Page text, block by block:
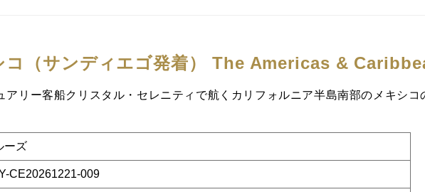
（サンディエゴ発着） The Americas &
アリー客船クリスタル・セレニティで航くカリフォルニア半島南部のメキシ
ーズ
CE20261221-009